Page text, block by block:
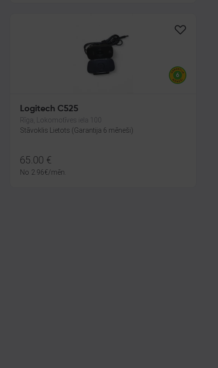
Logitech C525
Rīga, Lokomotīves iela 100
Stāvoklis Lietots (Garantija 6 mēneši)
65.00 €
No 2.96€/mēn.